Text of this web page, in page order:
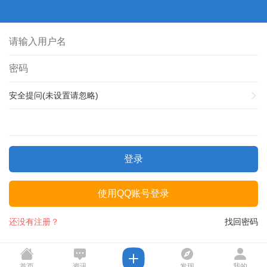
安全提问(未设置请忽略)
登录
使用QQ账号登录
找回密码
还没有注册？